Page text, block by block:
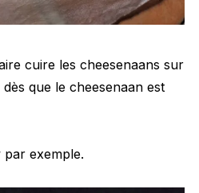
cuire les cheesenaans sur
que le cheesenaan est
exemple.